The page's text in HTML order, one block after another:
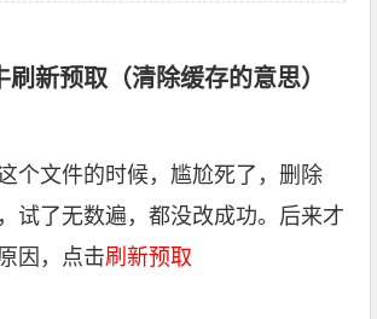
新预取（清除缓存的意思）
个文件的时候，尴尬死了，删除
试了无数遍，都没改成功。后来才
因，点击刷新预取